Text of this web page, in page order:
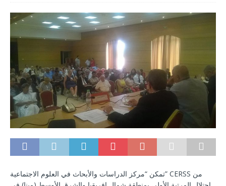
تمكن “مركز الدراسات والأبحاث في العلوم الاجتماعية” CERSS من